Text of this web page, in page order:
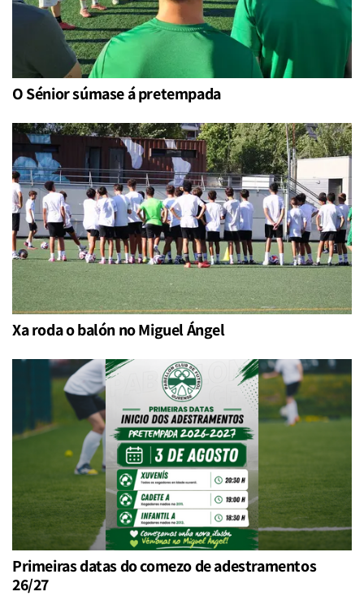
O Sénior súmase á pretempada
Xa roda o balón no Miguel Ángel
Primeiras datas do comezo de adestramentos
26/27